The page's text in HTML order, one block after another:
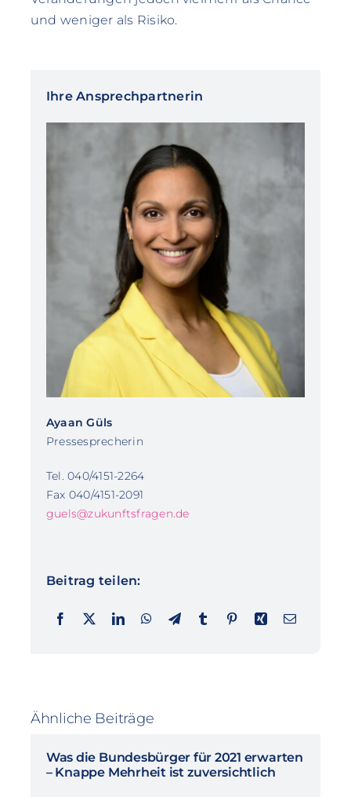
und weniger als Risiko.
Ihre Ansprechpartnerin
Ayaan Güls
Pressesprecherin
Tel. 040/4151-2264
Fax 040/4151-2091
guels@zukunftsfragen.de
Beitrag teilen:
Ähnliche Beiträge
Was die Bundesbürger für 2021 erwarten
– Knappe Mehrheit ist zuversichtlich